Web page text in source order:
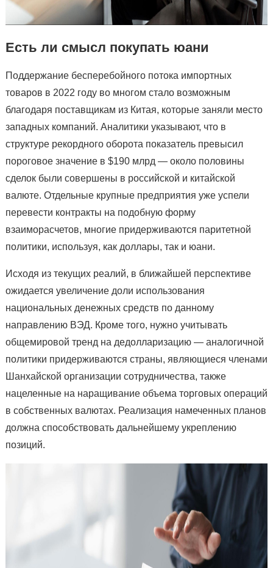
Есть ли смысл покупать юани
Поддержание бесперебойного потока импортных
товаров в 2022 году во многом стало возможным
благодаря поставщикам из Китая, которые заняли место
западных компаний. Аналитики указывают, что в
структуре рекордного оборота показатель превысил
пороговое значение в $190 млрд — около половины
сделок были совершены в российской и китайской
валюте. Отдельные крупные предприятия уже успели
перевести контракты на подобную форму
взаиморасчетов, многие придерживаются паритетной
политики, используя, как доллары, так и юани.
Исходя из текущих реалий, в ближайшей перспективе
ожидается увеличение доли использования
национальных денежных средств по данному
направлению ВЭД. Кроме того, нужно учитывать
общемировой тренд на дедолларизацию — аналогичной
политики придерживаются страны, являющиеся членами
Шанхайской организации сотрудничества, также
нацеленные на наращивание объема торговых операций
в собственных валютах. Реализация намеченных планов
должна способствовать дальнейшему укреплению
позиций.